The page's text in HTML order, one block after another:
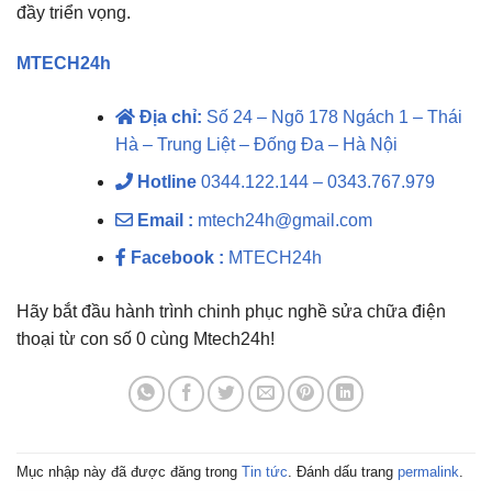
đầy triển vọng.
MTECH24h
Địa chỉ: Số 24 – Ngõ 178 Ngách 1 – Thái
Hà – Trung Liệt – Đống Đa – Hà Nội
Hotline0344.122.144 – 0343.767.979
Email : mtech24h@gmail.com
Facebook : MTECH24h
Hãy bắt đầu hành trình chinh phục nghề sửa chữa điện
thoại từ con số 0 cùng Mtech24h!
Mục nhập này đã được đăng trong Tin tức . Đánh dấu trang permalink